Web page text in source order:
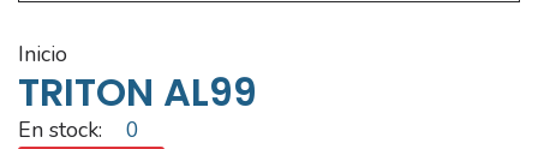
inicio
TRITON AL99
En stock: 0